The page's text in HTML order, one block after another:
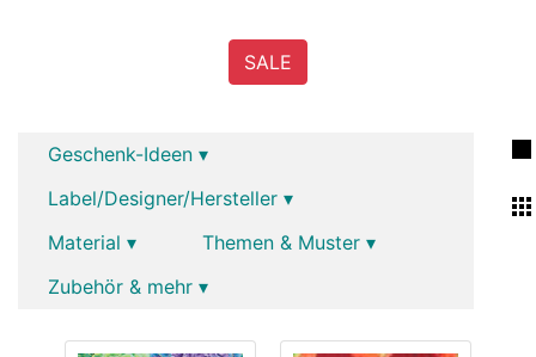
SALE
Geschenk-Ideen ▾
Label/Designer/Hersteller ▾
Material ▾
Themen & Muster ▾
Zubehör & mehr ▾